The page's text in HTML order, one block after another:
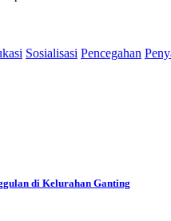
Sosialisasi Pencegahan
di Kelurahan Ganting